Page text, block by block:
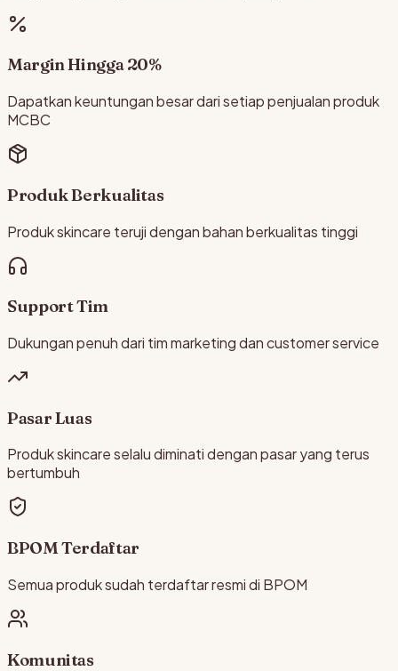
Margin Hingga 20%
Dapatkan keuntungan besar dari setiap penjualan produk
MCBC
Produk Berkualitas
Produk skincare teruji dengan bahan berkualitas tinggi
Support Tim
Dukungan penuh dari tim marketing dan customer service
Pasar Luas
Produk skincare selalu diminati dengan pasar yang terus
bertumbuh
BPOM Terdaftar
Semua produk sudah terdaftar resmi di BPOM
Komunitas